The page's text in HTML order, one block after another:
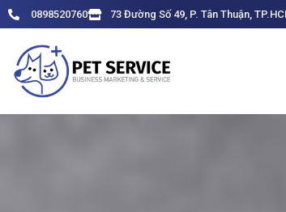
to
content
0898520760 73 Đường Số 49, P. Tân Thuận,